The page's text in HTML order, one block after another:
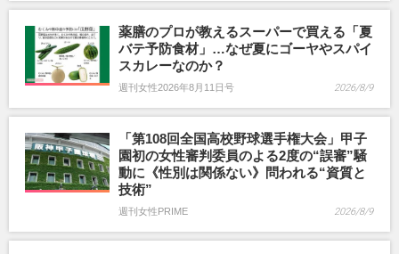
薬膳のプロが教えるスーパーで買える「夏
バテ予防食材」…なぜ夏にゴーヤやスパイ
スカレーなのか？
週刊女性2026年8月11日号 2026/8/9
「第108回全国高校野球選手権大会」甲子
園初の女性審判委員のよる2度の“誤審”騒
動に《性別は関係ない》問われる“資質と
技術”
週刊女性PRIME 2026/8/9